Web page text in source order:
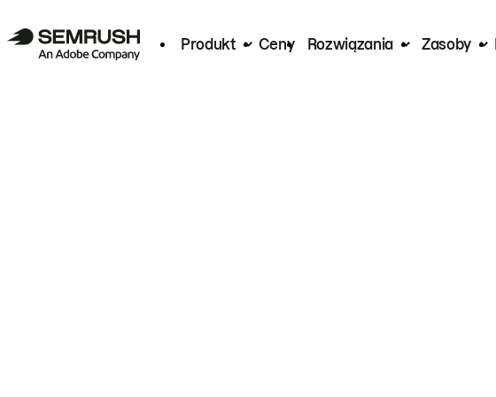
Produkt Ceny Rozwiązania Zasoby